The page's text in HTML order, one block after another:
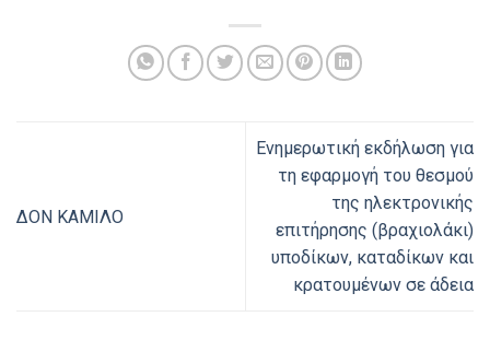
ΔΟΝ ΚΑΜΙΛΟ
Ενημερωτική εκδήλωση για
τη εφαρμογή του θεσμού
της ηλεκτρονικής
επιτήρησης (βραχιολάκι)
υποδίκων, καταδίκων και
κρατουμένων σε άδεια